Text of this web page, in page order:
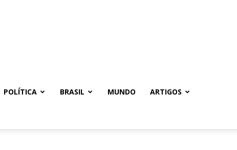
POLÍTICA BRASIL MUNDO ARTIGOS